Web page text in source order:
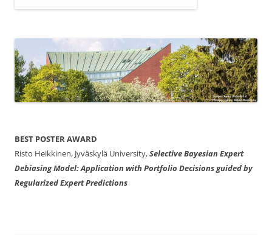
BEST POSTER AWARD
Risto Heikkinen, Jyväskylä University,Selective Bayesian Expert
Debiasing Model: Application with Portfolio Decisions guided by
Regularized Expert Predictions